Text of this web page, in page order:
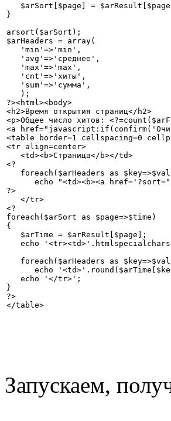
$arSort[$page] =
}
arsort($arSort);
$arHeaders = array(
'min'=>'min',
'avg'=>'среднее',
'max'=>'max',
'cnt'=>'хиты',
'sum'=>'сумма',
);
?><html><body>
<h2>Время открытия страниц</h2>
<p>Общее число хитов:
<a
<table border=1 cellspacing=0
<tr align=center>
<td><b>Страница</b></td>
<?
foreach($arHeaders as
echo "<td><b><a
?>
</tr>
<?
foreach($arSort as $page=>$time)
{
$arTime = $arResult[$page];
echo
foreach($arHeaders as
echo
echo '</tr>';
}
?>
Запускаем,